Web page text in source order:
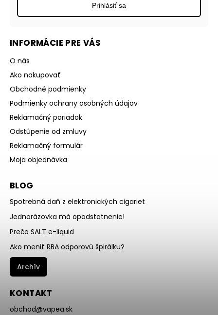
INFORMÁCIE PRE VÁS
O nás
Ako nakupovať
Obchodné podmienky
Podmienky ochrany osobných údajov
Reklamačný poriadok
Odstúpenie od zmluvy
Reklamačný formulár
Moja objednávka
BLOG
Spotrebná daň z elektronických cigariet
Jednorázovka má opodstatnenie!
Prečo SALT e-liquid
Ako meniť RBA odporovú špirálku?
Archív
KONTAKT
obchod@vapea.sk
Prihlásiť sa